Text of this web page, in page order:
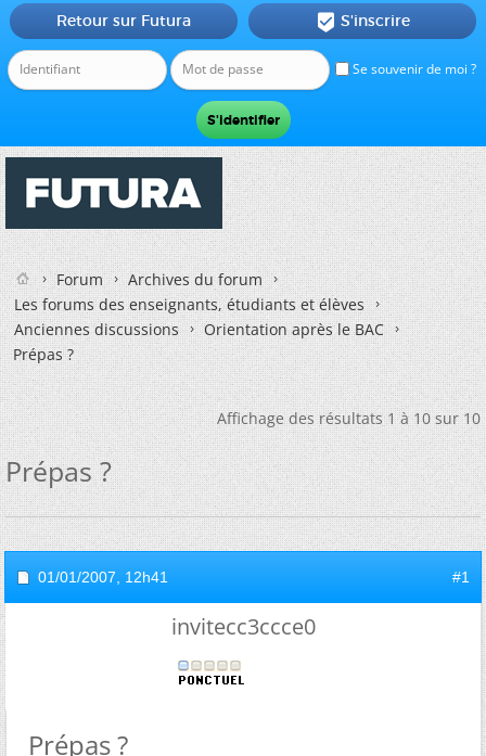
Se souvenir de moi ?
Retour sur Futura  S'inscrire
Forum
Archives du forum
Les forums des enseignants, étudiants et élèves
Anciennes discussions
Orientation après le BAC
Prépas ?
Affichage des résultats 1 à 10 sur 10
Prépas ?
01/01/2007, 12h41 #1
invitecc3ccce0
Prépas ?